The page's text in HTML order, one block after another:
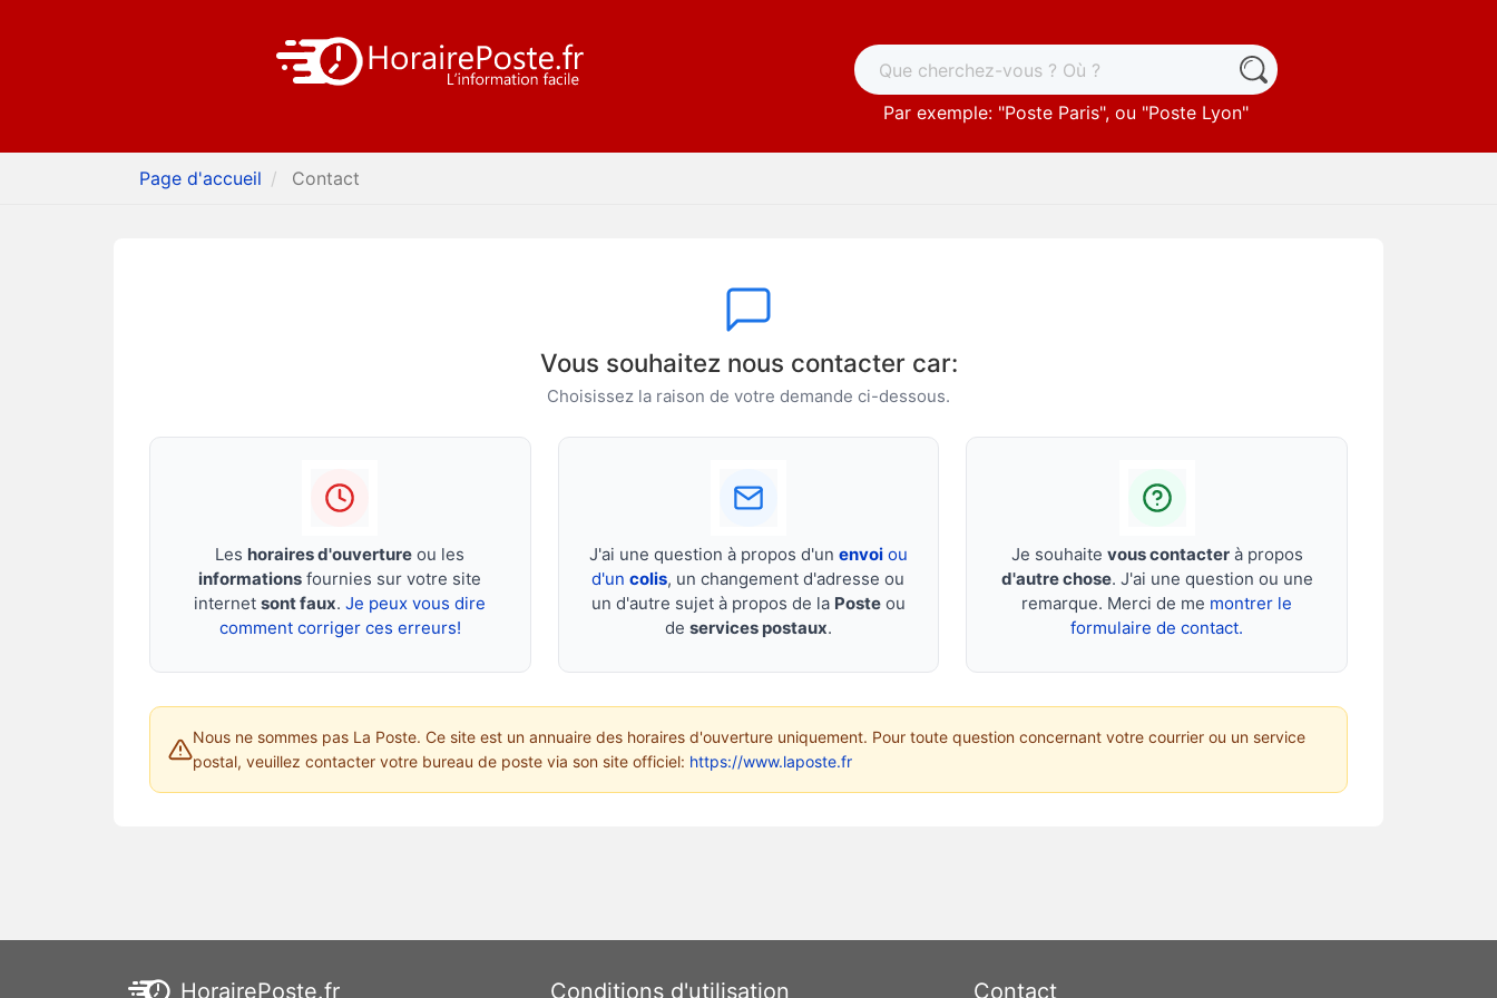
Par exemple: "Poste Paris", ou "Poste Lyon"
Page d'accueil Contact
Vous souhaitez nous contacter car:
Choisissez la raison de votre demande ci-dessous.
Les horaires d'ouverture ou les
informations fournies sur votre site
internetsont faux.Je peux vous dire
comment corriger ces erreurs!
J'ai une question à propos d'un envoiou
d'uncolis, un changement d'adresse ou
un d'autre sujet à propos de la Posteou
de services postaux.
Je souhaite vous contacterà propos
d'autre chose. J'ai une question ou une
remarque. Merci de me montrer le
formulaire de contact.
Nous ne sommes pas La Poste. Ce site est un annuaire des horaires d'ouverture uniquement. Pour toute question concernant votre courrier ou un service
postal, veuillez contacter votre bureau de poste via son site officiel: https://www.laposte.fr
HorairePoste.fr Conditions d'utilisation Contact